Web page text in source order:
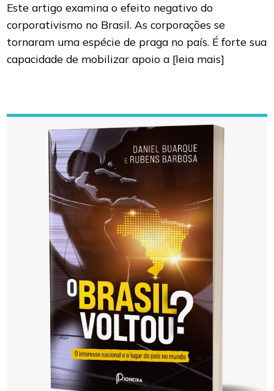
Este artigo examina o efeito negativo do
corporativismo no Brasil. As corporações se
tornaram uma espécie de praga no país. É forte sua
capacidade de mobilizar apoio a [leia mais]